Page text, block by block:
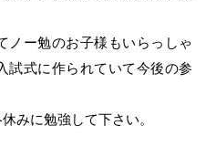
ノー勉のお子様もいらっしゃ
試式に作られていて今後の参
みに勉強して下さい。